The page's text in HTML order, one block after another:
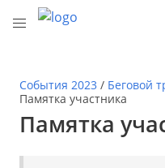
События 2023 / Беговой
Памятка участника
Памятка